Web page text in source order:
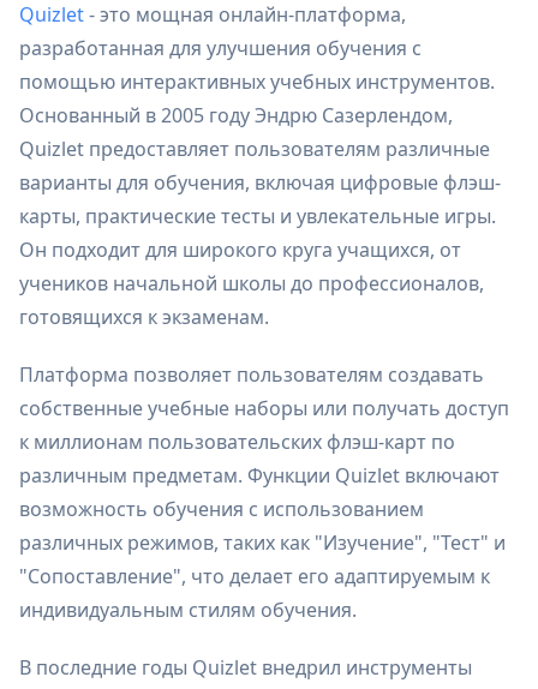
Quizlet- это мощная онлайн-платформа,
разработанная для улучшения обучения с
помощью интерактивных учебных инструментов.
Основанный в 2005 году Эндрю Сазерлендом,
Quizlet предоставляет пользователям различные
варианты для обучения, включая цифровые флэш-
карты, практические тесты и увлекательные игры.
Он подходит для широкого круга учащихся, от
учеников начальной школы до профессионалов,
готовящихся к экзаменам.
Платформа позволяет пользователям создавать
собственные учебные наборы или получать доступ
к миллионам пользовательских флэш-карт по
различным предметам. Функции Quizlet включают
возможность обучения с использованием
различных режимов, таких как "Изучение", "Тест" и
"Сопоставление", что делает его адаптируемым к
индивидуальным стилям обучения.
В последние годы Quizlet внедрил инструменты